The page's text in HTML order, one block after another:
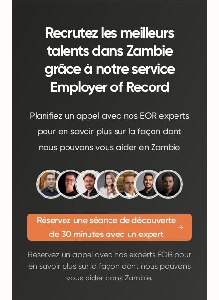
Recrutez les meilleurs
talents dans Zambie
grâce à notre service
Employer of Record
Planifiez un appel avec nos EOR experts
pour en savoir plus sur la façon dont
nous pouvons vous aider en Zambie
Réservez une séance de découverte
de 30 minutes avec un expert
Réservez un appel avec nos experts EOR pour
en savoir plus sur la façon dont nous pouvons
vous aider dans Zambie.